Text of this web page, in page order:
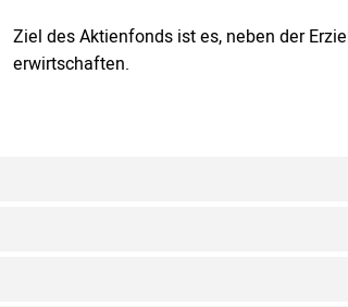
Ziel des Aktienfonds ist es, neben der
erwirtschaften.